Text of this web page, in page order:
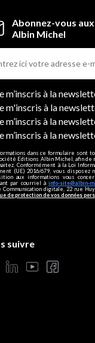
Abonnez-vous
Albin Michel
m’inscris à la
m'inscris à la
m’inscris à la
m’inscris à la
dans ce formulaire sont
Editions Albin Michel, afin
Conformément à la Loi
(UE) 2016/679, vous
aux informations vous
par courriel àinfo-site@albin-
Communication digitale, 22 rue
de protection de vos données
suivre